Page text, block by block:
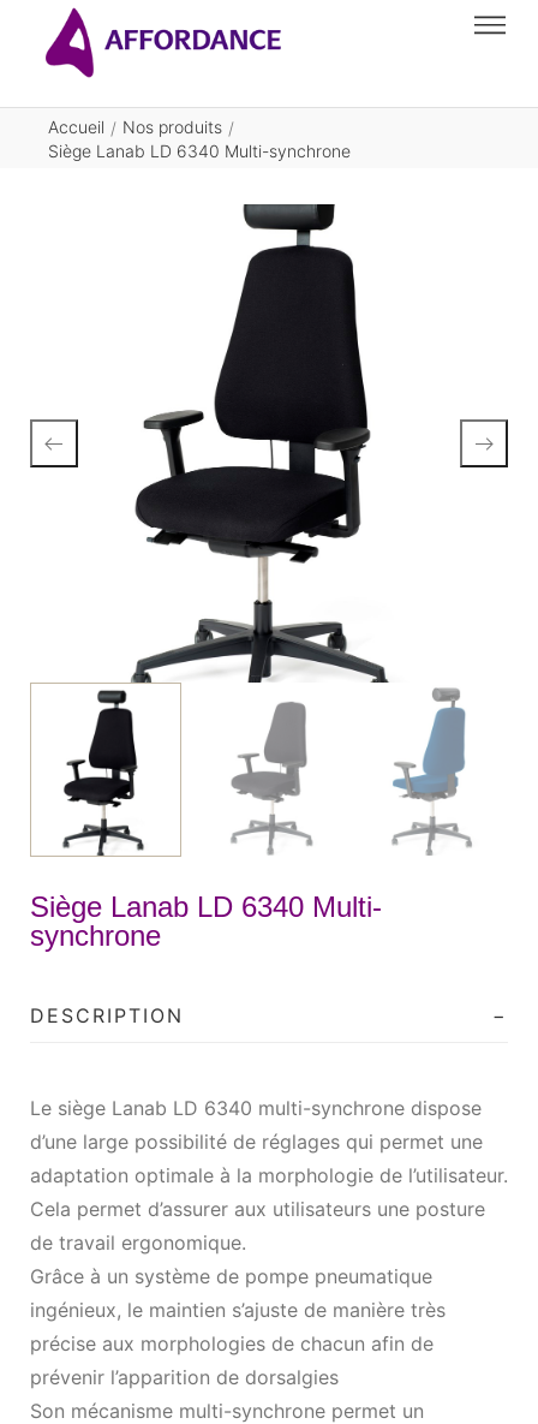
Accueil / Nos produits /
Siège Lanab LD 6340 Multi-synchrone
Siège Lanab LD 6340 Multi-
synchrone
DESCRIPTION
Le siège Lanab LD 6340 multi-synchrone dispose
d’une large possibilité de réglages qui permet une
adaptation optimale à la morphologie de l’utilisateur.
Cela permet d’assurer aux utilisateurs une posture
de travail ergonomique.
Grâce à un système de pompe pneumatique
ingénieux, le maintien s’ajuste de manière très
précise aux morphologies de chacun afin de
prévenir l’apparition de dorsalgies
Son mécanisme multi-synchrone permet un